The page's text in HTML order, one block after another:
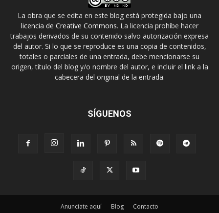
La obra que se edita en este blog está protegida bajo una
licencia de Creative Commons. La licencia prohíbe hacer
trabajos derivados de su contenido salvo autorización expresa
del autor. Si lo que se reproduce es una copia de contenidos,
totales o parciales de una entrada, debe mencionarse su
origen, título del blog y/o nombre del autor, e incluir el link a la
cabecera del original de la entrada.
SÍGUENOS
Anunciate aquí Blog Contacto